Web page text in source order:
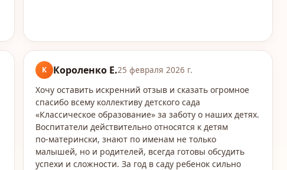
К Короленко Е.25 февраля 2026 г.
Хочу оставить искренний отзыв и сказать огромное
спасибо всему коллективу детского сада
«Классическое образование» за заботу о наших детях.
Воспитатели действительно относятся к детям
по‑матерински, знают по именам не только
малышей, но и родителей, всегда готовы обсудить
успехи и сложности. За год в саду ребенок сильно